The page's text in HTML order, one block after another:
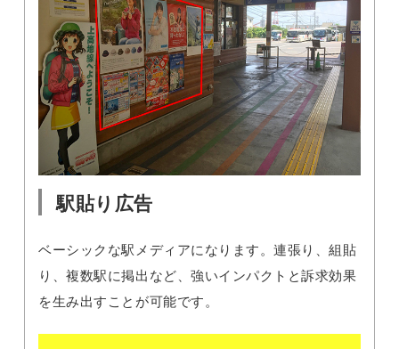
駅貼り広告
ベーシックな駅メディアになります。連張り、組貼
り、複数駅に掲出など、強いインパクトと訴求効果
を生み出すことが可能です。